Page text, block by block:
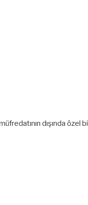
dışında özel